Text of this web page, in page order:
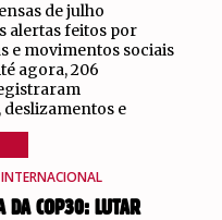
de julho
alertas feitos por
e movimentos sociais
agora, 206
e
INTERNACIONAL
DA COP30: LUTAR